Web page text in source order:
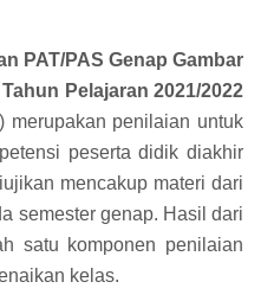
PAT/PAS Genap Gambar
Pelajaran 2021/2022
merupakan penilaian untuk
peserta didik diakhir
mencakup materi dari
semester genap. Hasil dari
satu komponen penilaian
kelas.